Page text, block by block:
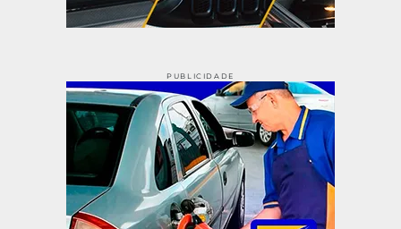
PUBLICIDADE